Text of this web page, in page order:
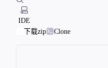
IDE
下载zip
Clone